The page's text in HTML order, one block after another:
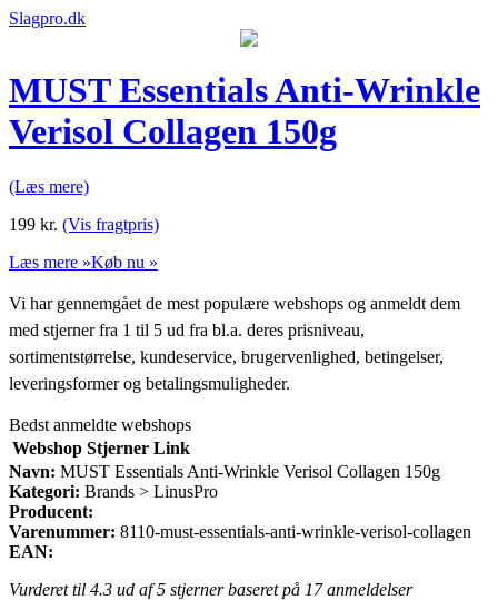
Slagpro.dk
MUST Essentials Anti-Wrinkle
Verisol Collagen 150g
(Læs mere)
199 kr. (Vis fragtpris)
Læs mere »Køb nu »
Vi har gennemgået de mest populære webshops og anmeldt dem
med stjerner fra 1 til 5 ud fra bl.a. deres prisniveau,
sortimentstørrelse, kundeservice, brugervenlighed, betingelser,
leveringsformer og betalingsmuligheder.
Bedst anmeldte webshops
Webshop Stjerner Link
Navn: MUST Essentials Anti-Wrinkle Verisol Collagen 150g
Kategori: Brands > LinusPro
Producent:
Varenummer: 8110-must-essentials-anti-wrinkle-verisol-collagen
EAN:
Vurderet til 4.3 ud af 5 stjerner baseret på 17anmeldelser